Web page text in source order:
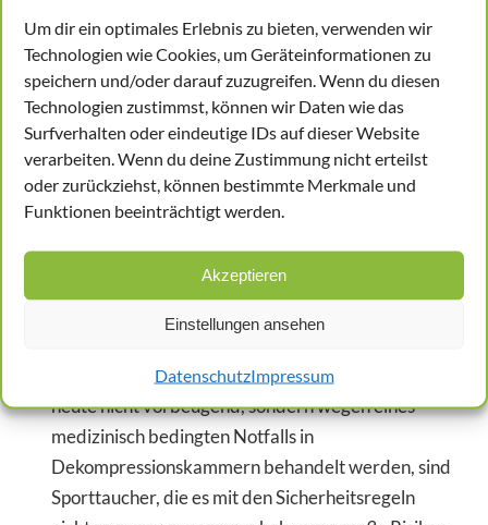
Um dir ein optimales Erlebnis zu bieten, verwenden wir
Technologien wie Cookies, um Geräteinformationen zu
speichern und/oder darauf zuzugreifen. Wenn du diesen
Technologien zustimmst, können wir Daten wie das
Surfverhalten oder eindeutige IDs auf dieser Website
verarbeiten. Wenn du deine Zustimmung nicht erteilst
oder zurückziehst, können bestimmte Merkmale und
Funktionen beeinträchtigt werden.
Akzeptieren
Einstellungen ansehen
DatenschutzImpressum
nur noch Medizinhistoriker. Als Berufskrankheit
kommt sie kaum noch vor, dank der
arbeitsmedizinischen Prävention. Trotzdem
werden auch heute noch viele Großprojekte mit
Hilfe von Senkkästen gebaut. Im Zentrum Berlins
etwa wurden sowohl der Tiergartentunnel als
auch das Unterirdische Erschließungssystem
(UES) mit Hilfe von Senkkästen realisiert.
Ausgestorben ist die Caisson-Krankheit allerdings
nicht. Vielmehr hat sie heute einen anderen
Taucherkrankheit. Die meisten Menschen, die
heute nicht vorbeugend, sondern wegen eines
medizinisch bedingten Notfalls in
Dekompressionskammern behandelt werden, sind
Sporttaucher, die es mit den Sicherheitsregeln